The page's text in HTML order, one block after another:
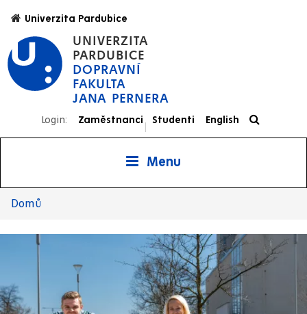
hlavnímu
obsahu
UNIVERZITA
PARDUBICE
DOPRAVNÍ
FAKULTA
JANA PERNERA
Univerzita Pardubice
Login: Zaměstnanci
|
Studenti English
Menu
navigace
Domů